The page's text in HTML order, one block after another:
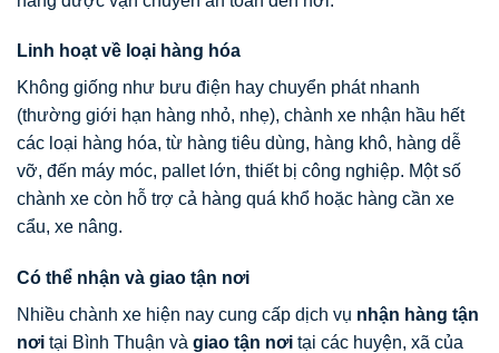
Linh hoạt về loại hàng hóa
Không giống như bưu điện hay chuyển phát nhanh
(thường giới hạn hàng nhỏ, nhẹ), chành xe nhận hầu hết
các loại hàng hóa, từ hàng tiêu dùng, hàng khô, hàng dễ
vỡ, đến máy móc, pallet lớn, thiết bị công nghiệp. Một số
chành xe còn hỗ trợ cả hàng quá khổ hoặc hàng cần xe
cẩu, xe nâng.
Có thể nhận và giao tận nơi
Nhiều chành xe hiện nay cung cấp dịch vụ nhận hàng tận
nơi tại Bình Thuận và giao tận nơi tại các huyện, xã của